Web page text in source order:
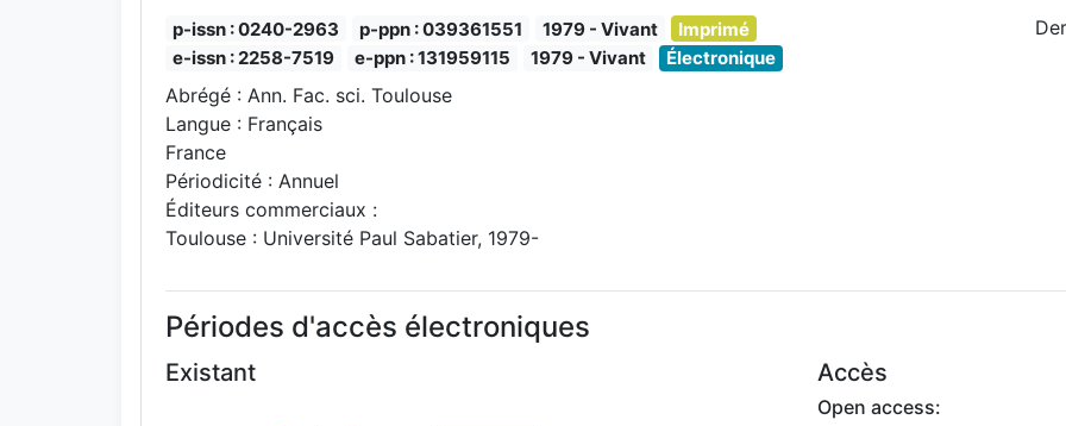
p-issn : 0240-2963 p-ppn : 039361551 1979 - Vivant
Imprimé
e-issn : 2258-7519
e-ppn : 131959115 1979 - Vivant Électronique
Abrégé : Ann. Fac. sci. Toulouse
Langue : Français
France
Périodicité : Annuel
Éditeurs commerciaux :
Toulouse : Université Paul Sabatier, 1979-
Périodes d'accès électroniques
Existant Accès
Open access: